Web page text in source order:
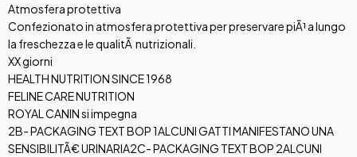
Atmosfera protettiva
Confezionato in atmosfera protettiva per preservare piÃ¹ a lungo
la freschezza e le qualitÃ nutrizionali.
XX giorni
HEALTH NUTRITION SINCE 1968
FELINE CARE NUTRITION
ROYAL CANIN si impegna
2B- PACKAGING TEXT BOP 1ALCUNI GATTI MANIFESTANO UNA
SENSIBILITÃ€ URINARIA2C- PACKAGING TEXT BOP 2ALCUNI